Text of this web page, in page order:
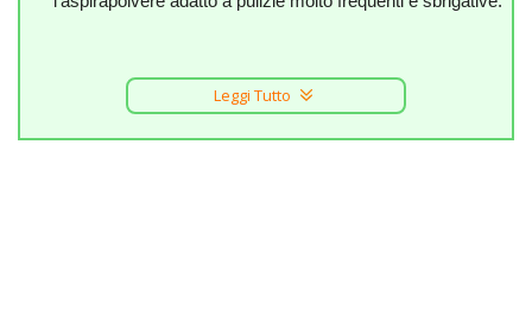
Leggi Tutto